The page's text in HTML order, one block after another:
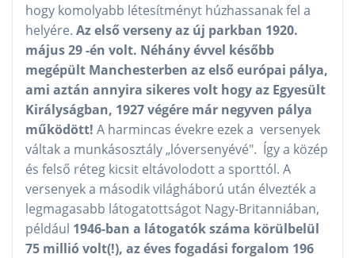
hogy komolyabb létesítményt húzhassanak fel a
helyére. Az első verseny az új parkban 1920.
május 29 -én volt. Néhány évvel később
megépült Manchesterben az első európai pálya,
ami aztán annyira sikeres volt hogy az Egyesült
Királyságban, 1927 végére már negyven pálya
működött! A harmincas évekre ezek a versenyek
váltak a munkásosztály „lóversenyévé". Így a közép
és felső réteg kicsit eltávolodott a sporttól. A
versenyek a második világháború után élvezték a
legmagasabb látogatottságot Nagy-Britanniában,
például 1946-ban a látogatók száma körülbelül
75 millió volt(!), az éves fogadási forgalom 196